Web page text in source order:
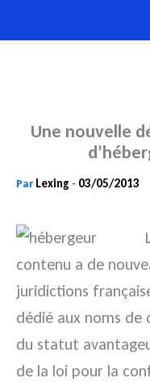
au
Une nouvelle
Par Lexing - 03/05/2013
contenu a de
juridictions
dédié aux noms
du statut
de la loi pour la